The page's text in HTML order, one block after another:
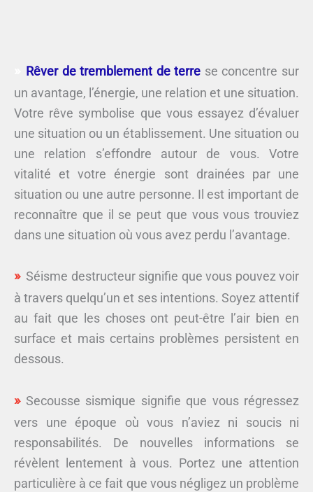
Rêver de tremblement de terre se concentre sur
un avantage, l’énergie, une relation et une situation.
Votre rêve symbolise que vous essayez d’évaluer
une situation ou un établissement. Une situation ou
une relation s’effondre autour de vous. Votre
vitalité et votre énergie sont drainées par une
situation ou une autre personne. Il est important de
reconnaître que il se peut que vous vous trouviez
dans une situation où vous avez perdu l’avantage.
Séisme destructeur signifie que vous pouvez voir
à travers quelqu’un et ses intentions. Soyez attentif
au fait que les choses ont peut-être l’air bien en
surface et mais certains problèmes persistent en
dessous.
Secousse sismique signifie que vous régressez
vers une époque où vous n’aviez ni soucis ni
responsabilités. De nouvelles informations se
révèlent lentement à vous. Portez une attention
particulière à ce fait que vous négligez un problème